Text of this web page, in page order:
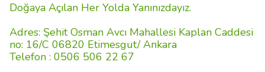
Doğaya Açılan Her Yolda Yanınızdayız.
Adres: Şehit Osman Avcı Mahallesi Kaplan Caddesi
no: 16/C 06820 Etimesgut/ Ankara
Telefon : 0506 506 22 67